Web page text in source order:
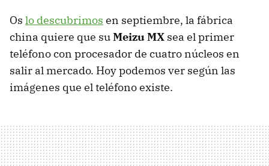
Os lo descubrimos en septiembre, la fábrica
china quiere que suMeizu MX sea el primer
teléfono con procesador de cuatro núcleos en
salir al mercado. Hoy podemos ver según las
imágenes que el teléfono existe.